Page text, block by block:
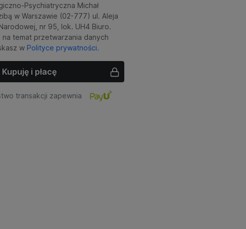
Psychiatryczna Michał
w Warszawie (02-777) ul. Aleja
nr 95, lok. UH4 Biuro.
na temat przetwarzania danych
w Polityce prywatności.
Kupuję i płacę
transakcji zapewnia